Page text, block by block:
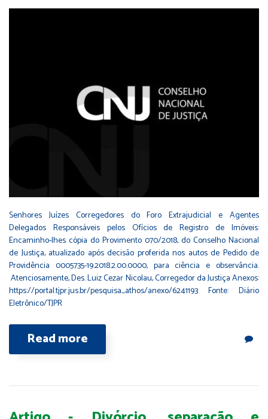
Senhores Juízes Corregedores do Foro Extrajudicial e Agentes
Delegados Responsáveis pelos Ofícios de Registro de Imóveis:
Encaminho-lhes cópia do Provimento 070/2018, do Conselho Nacional
de Justiça, atualizado após decisão proferida nos autos de Pedido de
Providência 0005735-19.2018.2.00.0000, para ciência e observância.
Atenciosamente, Des. Luiz Cezar Nicolau, Corregedor da Justiça Anexos:
https://portal.tjpr.jus.br/pesquisa_athos/anexo/6241193 Fonte: Diário
Eletrônico/TJPR
Read more